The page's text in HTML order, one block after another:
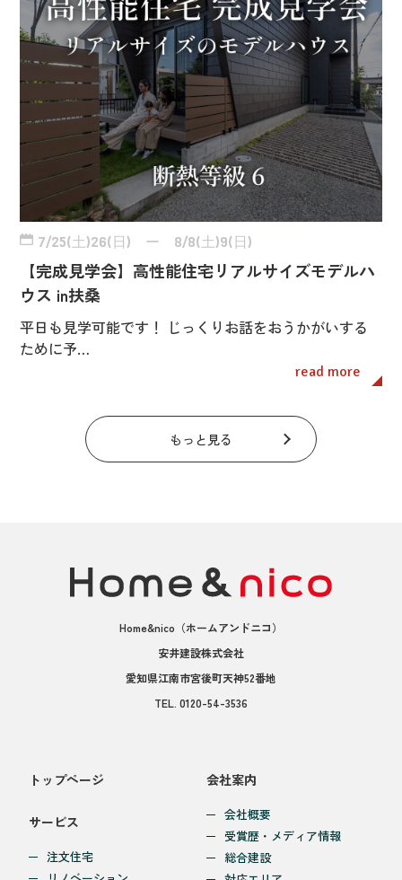
7/25(土)26(日) ー 8/8(土)9(日)
【完成見学会】高性能住宅リアルサイズモデルハ
ウス in扶桑
平日も見学可能です！ じっくりお話をおうかがいする
ために予…
read more
もっと見る
Home&nico （ホームアンドニコ）
安井建設株式会社
愛知県江南市宮後町天神52番地
TEL. 0120-54-3536
トップページ
サービス
注文住宅
会社案内
会社概要
受賞歴・メディア情報
総合建設